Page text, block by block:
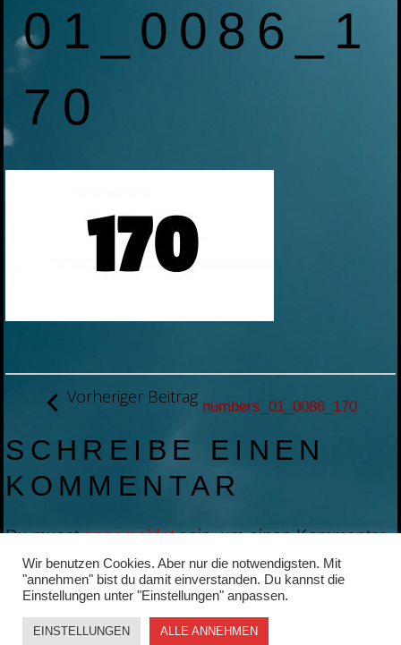
01_0086_1
70
BEITRAGSNAVIGATION
Vorheriger Beitragnumbers_01_0086_170
SCHREIBE EINEN
KOMMENTAR
Du musstangemeldetsein, um einen Kommentar
abzugeben.
Wir benutzen Cookies. Aber nur die notwendigsten. Mit
"annehmen" bist du damit einverstanden. Du kannst die
Einstellungen unter "Einstellungen" anpassen.
EINSTELLUNGEN ALLE ANNEHMEN